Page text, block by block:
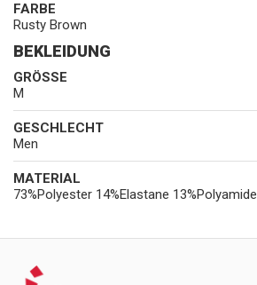
FARBE
Rusty Brown
BEKLEIDUNG
GRÖSSE
M
GESCHLECHT
Men
MATERIAL
73%Polyester 14%Elastane 13%Polyamide